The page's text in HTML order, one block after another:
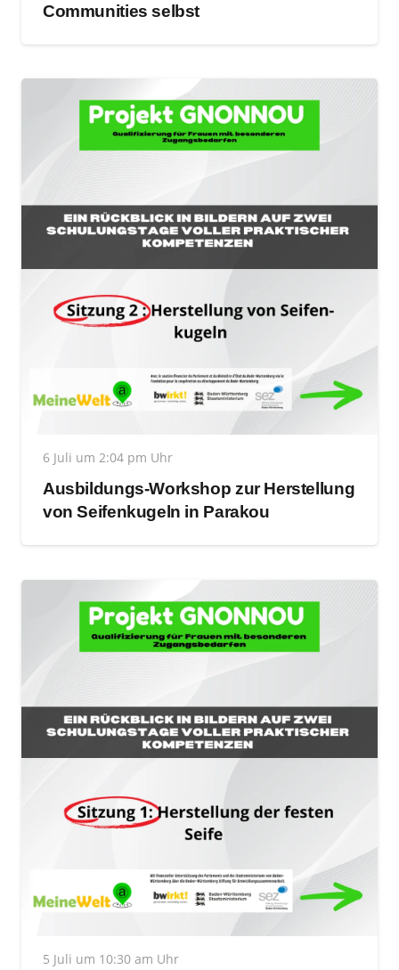
Communities selbst
6 Juli um 2:04 pm Uhr
Ausbildungs-Workshop zur Herstellung
von Seifenkugeln in Parakou
5 Juli um 10:30 am Uhr